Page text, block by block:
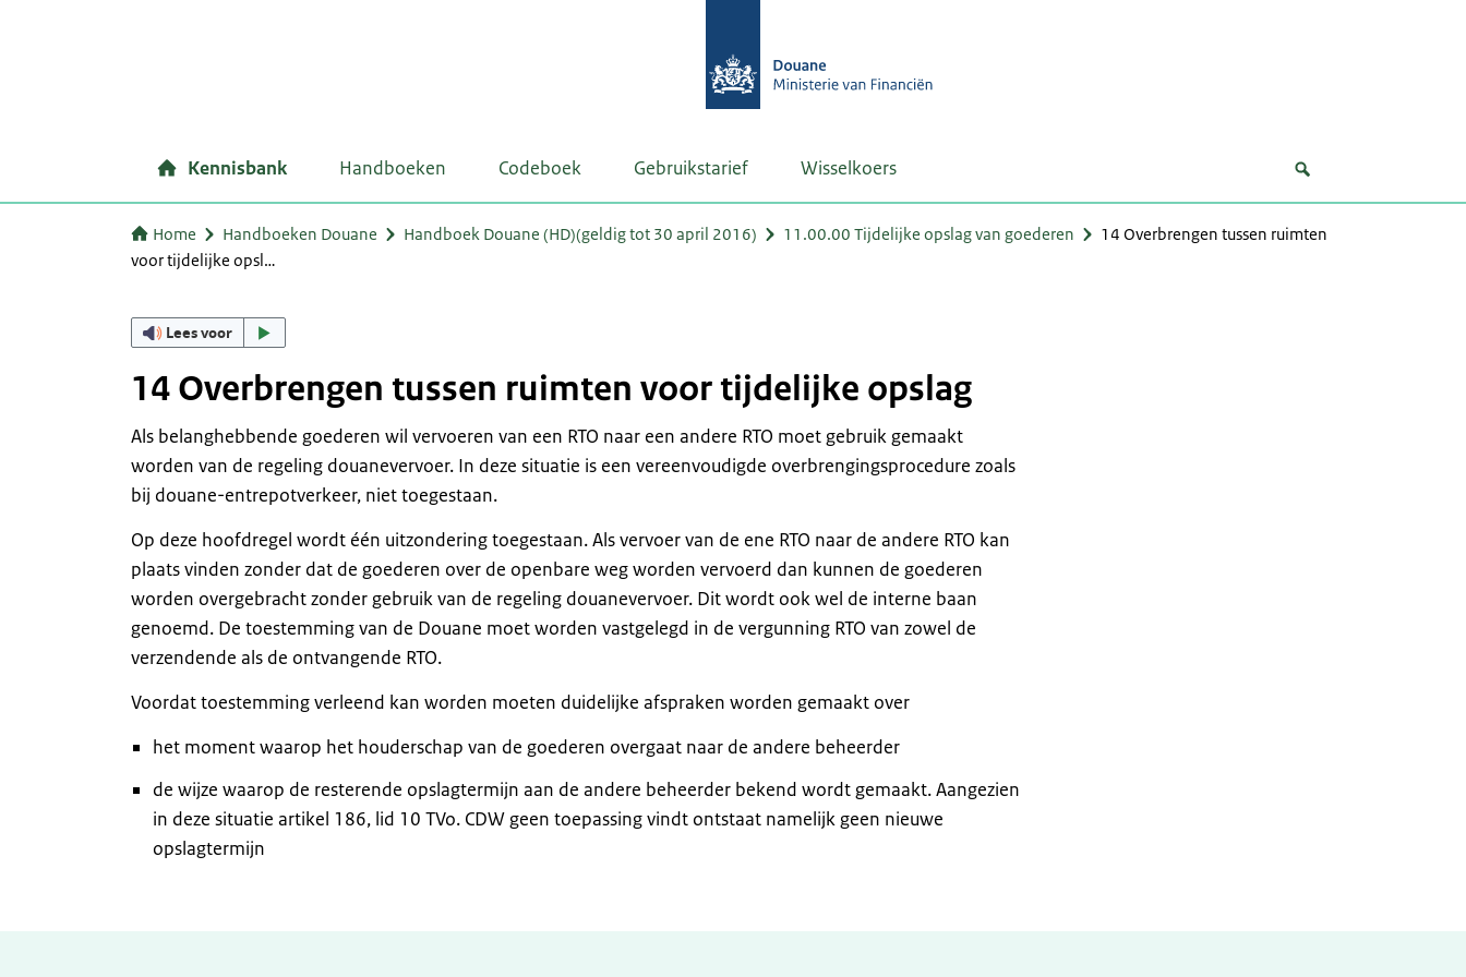
Kennisbank Handboeken Codeboek Gebruikstarief Wisselkoers
Home Handboeken Douane Handboek Douane (HD)(geldig tot 30 april 2016) 11.00.00 Tijdelijke opslag van goederen
14 Overbrengen tussen ruimten
voor tijdelijke opsl…
Lees voor
14 Overbrengen tussen ruimten voor tijdelijke opslag
Als belanghebbende goederen wil vervoeren van een RTO naar een andere RTO moet gebruik gemaakt
worden van de regeling douanevervoer. In deze situatie is een vereenvoudigde overbrengingsprocedure zoals
bij douane-entrepotverkeer, niet toegestaan.
Op deze hoofdregel wordt één uitzondering toegestaan. Als vervoer van de ene RTO naar de andere RTO kan
plaats vinden zonder dat de goederen over de openbare weg worden vervoerd dan kunnen de goederen
worden overgebracht zonder gebruik van de regeling douanevervoer. Dit wordt ook wel de interne baan
genoemd. De toestemming van de Douane moet worden vastgelegd in de vergunning RTO van zowel de
verzendende als de ontvangende RTO.
Voordat toestemming verleend kan worden moeten duidelijke afspraken worden gemaakt over
het moment waarop het houderschap van de goederen overgaat naar de andere beheerder
de wijze waarop de resterende opslagtermijn aan de andere beheerder bekend wordt gemaakt. Aangezien
in deze situatie artikel 186, lid 10 TVo. CDW geen toepassing vindt ontstaat namelijk geen nieuwe
opslagtermijn